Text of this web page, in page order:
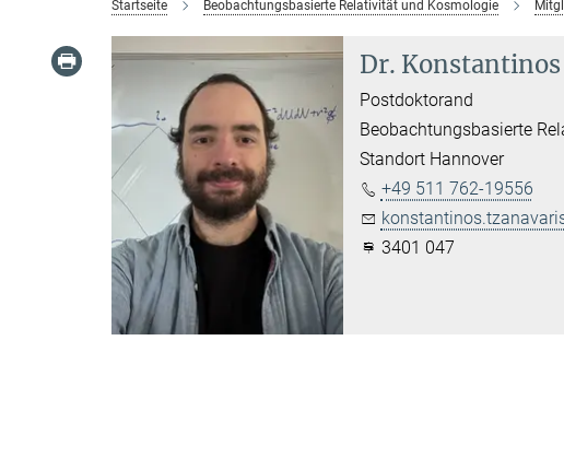
Startseite Beobachtungsbasierte Relativität und Kosmologie
Dr.
Postdoktorand
Beobachtungsbasierte
Standort Hannover
+49 511 762-19556
3401 047